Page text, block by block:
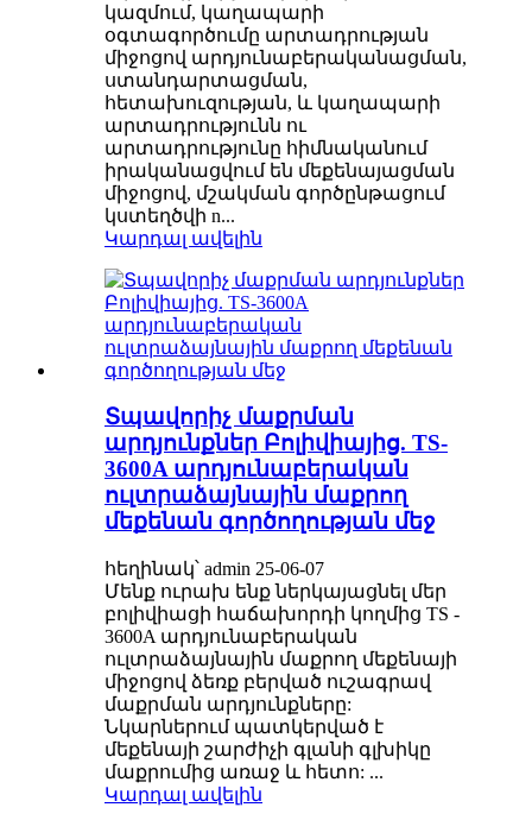
կազմում, կաղապարի
օգտագործումը արտադրության
միջոցով արդյունաբերականացման,
ստանդարտացման,
հետախուզության, և կաղապարի
արտադրությունն ու
արտադրությունը հիմնականում
իրականացվում են մեքենայացման
միջոցով, մշակման գործընթացում
կստեղծվի n...
Կարդալ ավելին
Տպավորիչ մաքրման
արդյունքներ Բոլիվիայից. TS-
3600A արդյունաբերական
ուլտրաձայնային մաքրող
մեքենան գործողության մեջ
հեղինակ՝ admin 25-06-07
Մենք ուրախ ենք ներկայացնել մեր
բոլիվիացի հաճախորդի կողմից TS -
3600A արդյունաբերական
ուլտրաձայնային մաքրող մեքենայի
միջոցով ձեռք բերված ուշագրավ
մաքրման արդյունքները:
Նկարներում պատկերված է
մեքենայի շարժիչի գլանի գլխիկը
մաքրումից առաջ և հետո: ...
Կարդալ ավելին